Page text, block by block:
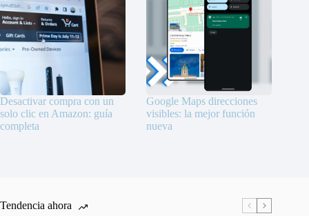
Desactivar compra con un
solo clic en Amazon: guía
completa
Google Maps direcciones
visibles: la mejor función
nueva
Tendencia ahora